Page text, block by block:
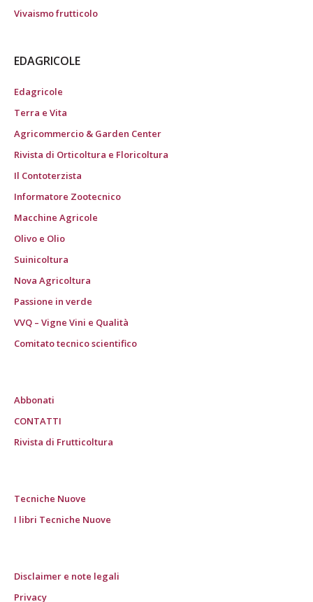
Vivaismo frutticolo
EDAGRICOLE
Edagricole
Terra e Vita
Agricommercio & Garden Center
Rivista di Orticoltura e Floricoltura
Il Contoterzista
Informatore Zootecnico
Macchine Agricole
Olivo e Olio
Suinicoltura
Nova Agricoltura
Passione in verde
VVQ – Vigne Vini e Qualità
Comitato tecnico scientifico
Abbonati
CONTATTI
Rivista di Frutticoltura
Tecniche Nuove
I libri Tecniche Nuove
Disclaimer e note legali
Privacy